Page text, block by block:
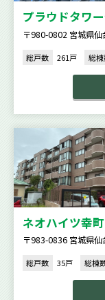
プラウドタワ
〒980-0802 宮城県
総戸数 261戸 総
ネオハイツ幸町
〒983-0836 宮城県
総戸数 35戸 総棟